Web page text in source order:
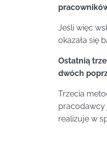
Jeśli więc
okazała się
Ostatnią
dwóch
Trzecia
pracodawcy
realizuje w